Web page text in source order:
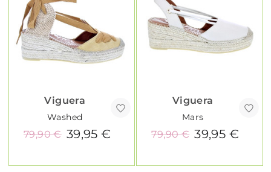
Viguera
Washed
39,95 €
79,90 €
Viguera
Mars
39,95 €
79,90 €